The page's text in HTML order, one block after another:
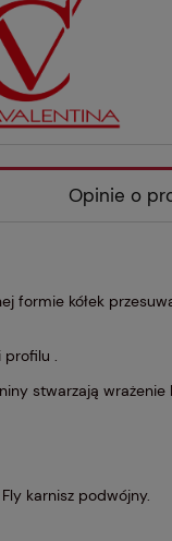
Opinie o
formie kółek
profilu .
stwarzają wrażenie
Fly karnisz podwójny.